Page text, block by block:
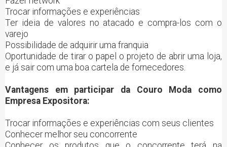
Trocar informações e experiências
Ter ideia de valores no atacado e compra-los com o
varejo
Possibilidade de adquirir uma franquia
Oportunidade de tirar o papel o projeto de abrir uma loja,
e já sair com uma boa cartela de fornecedores.
Vantagens em participar da Couro Moda como
Empresa Expositora:
Trocar informações e experiências com seus clientes
Conhecer melhor seu concorrente